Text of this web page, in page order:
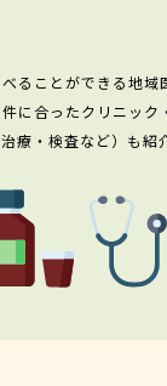
ることができる地域
合ったクリニック
療・検査など）も紹